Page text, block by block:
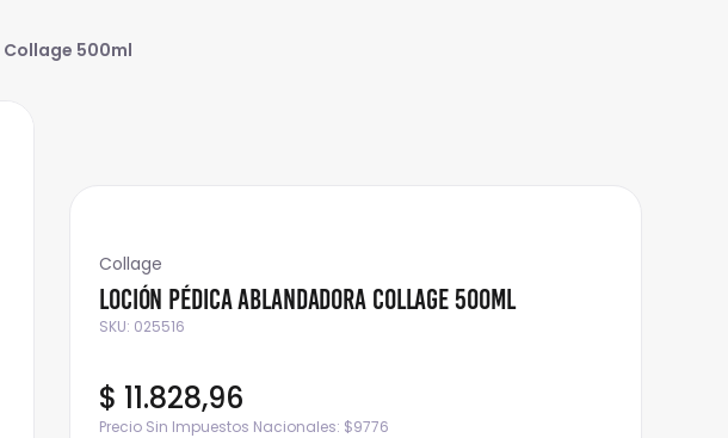
500ml
Collage
Loción Pédica Ablandadora Collage 500ml
SKU: 025516
$ 11.828,96
Precio Sin Impuestos Nacionales: $9776